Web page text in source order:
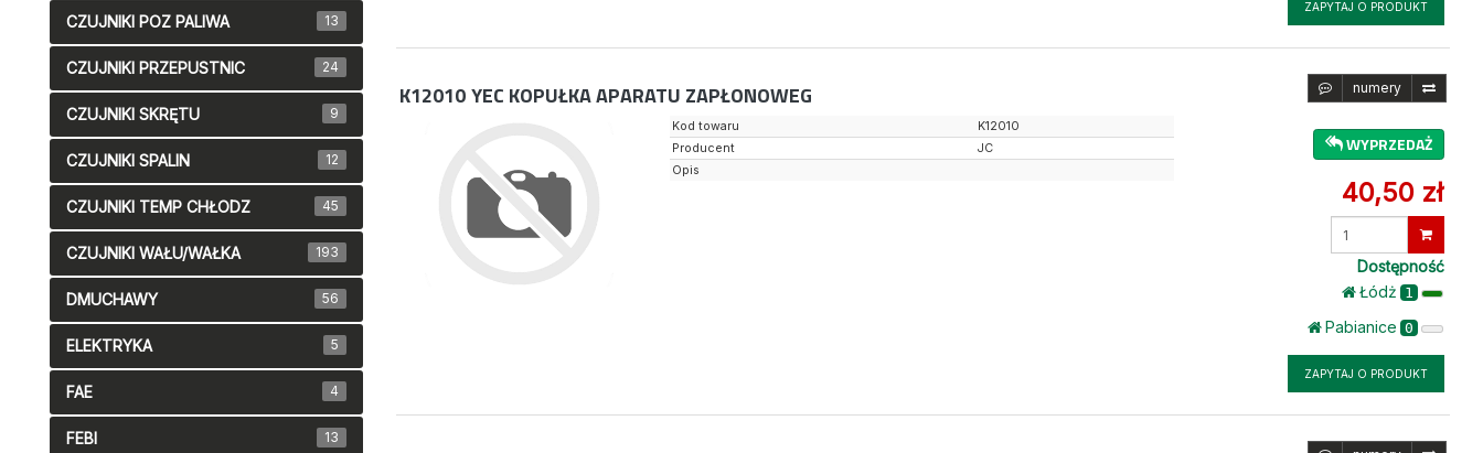
ZAPYTAJ O PRODUKT
K12010 YEC KOPUŁKA APARATU ZAPŁONOWEG numery
WYPRZEDAŻ
40,50 zł
Dostępność
Łódż 1
Pabianice 0
ZAPYTAJ O PRODUKT
Kod towaru
K12010
Producent
JC
Opis
CZUJNIKI POZ PALIWA 13
CZUJNIKI PRZEPUSTNIC 24
CZUJNIKI SKRĘTU 9
CZUJNIKI SPALIN 12
CZUJNIKI TEMP CHŁODZ 45
CZUJNIKI WAŁU/WAŁKA 193
DMUCHAWY 56
ELEKTRYKA 5
FAE 4
FEBI 13